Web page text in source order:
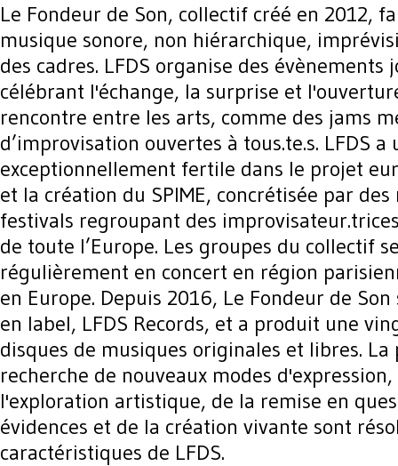
Le Fondeur de Son, collectif créé en 2012,
musique sonore, non hiérarchique,
des cadres. LFDS organise des évènements
célébrant l'échange, la surprise et
rencontre entre les arts, comme des jams
d’improvisation ouvertes à tous.te.s. LFDS
exceptionnellement fertile dans le projet
et la création du SPIME, concrétisée par
festivals regroupant des
de toute l’Europe. Les groupes du collectif
régulièrement en concert en région
en Europe. Depuis 2016, Le Fondeur de Son
en label, LFDS Records, et a produit une
disques de musiques originales et libres. La
recherche de nouveaux modes
l'exploration artistique, de la remise en
évidences et de la création vivante sont
caractéristiques de LFDS.